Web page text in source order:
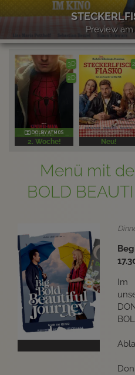
Preview am
3D
2D
2. Woche! Neu!
Menü mit
BOLD
Im